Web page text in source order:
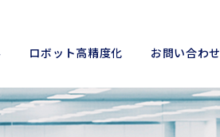
ロボット高精度化 お問い合わせ